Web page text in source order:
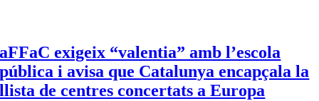
aFFaC exigeix “valentia” amb l’escola
pública i avisa que Catalunya encapçala la
llista de centres concertats a Europa